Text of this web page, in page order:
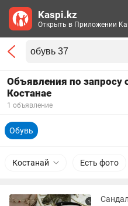
Объявления по запросу
Костанае
1 объявление
Обувь
Костанай Есть фото
Kaspi.kz
Открыть в Приложении